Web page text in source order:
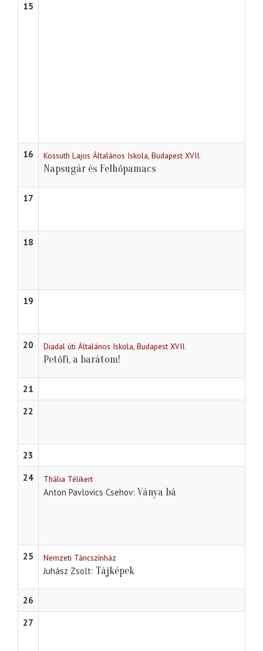
15
16 Kossuth Lajos Általános Iskola, Budapest XVII.
Napsugár és Felhőpamacs
17
18
19
20 Diadal úti Általános Iskola, Budapest XVII.
Petőfi, a barátom!
21
22
23
24
Thália Télikert
Anton Pavlovics Csehov Ványa bá
25 Nemzeti Táncszínház
Juhász Zsolt Tájképek
26
27